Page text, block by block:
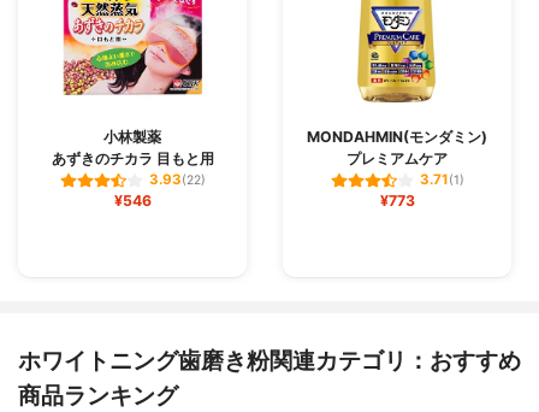
小林製薬
あずきのチカラ 目もと用
3.93(22)
¥546
MONDAHMIN(モンダミン)
プレミアムケア
3.71(1)
¥773
ホワイトニング歯磨き粉関連カテゴリ：おすすめ
商品ランキング